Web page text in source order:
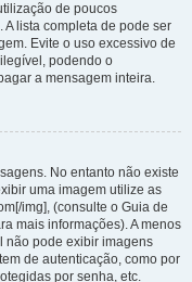
de poucos
A lista completa de pode ser
Evite o uso excessivo de
podendo o
a mensagem inteira.
No entanto não existe
uma imagem utilize as
img], (consulte o Guia de
mais informações). A menos
não pode exibir imagens
de autenticação, como por
por senha, etc.